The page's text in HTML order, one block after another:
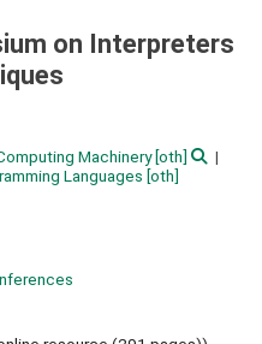
on Interpreters
Machinery[oth]
Languages [oth]